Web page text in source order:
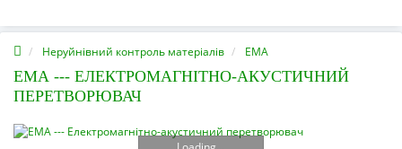
Неруйнівний контроль матеріалів ЕМА
ЕМА --- ЕЛЕКТРОМАГНІТНО-АКУСТИЧНИЙ
ПЕРЕТВОРЮВАЧ